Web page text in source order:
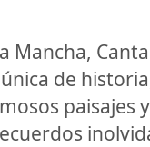
Mancha,
de
paisajes